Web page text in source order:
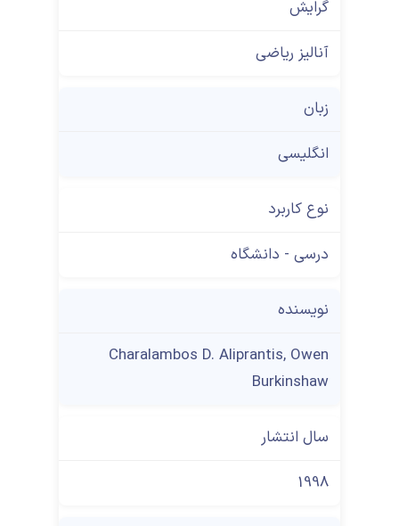
گرایش
آنالیز ریاضی
زبان
انگلیسی
نوع کاربرد
درسی - دانشگاه
نویسنده
Charalambos D. Aliprantis, Owen
Burkinshaw
سال انتشار
1998